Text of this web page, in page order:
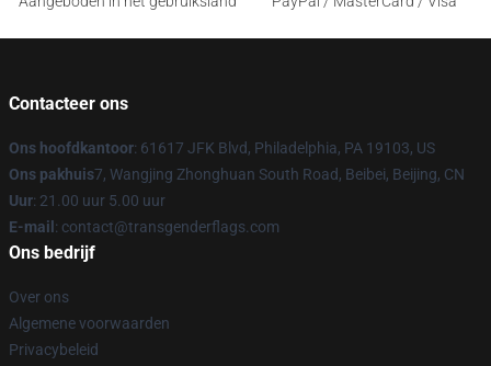
Contacteer ons
Ons hoofdkantoor: 61617 JFK Blvd, Philadelphia, PA 19103, US
Ons pakhuis7, Wangjing Zhonghuan South Road, Beibei, Beijing, CN
Uur: 21.00 uur 5.00 uur
E-mail : contact@transgenderflags.com
Ons bedrijf
Over ons
Algemene voorwaarden
Privacybeleid